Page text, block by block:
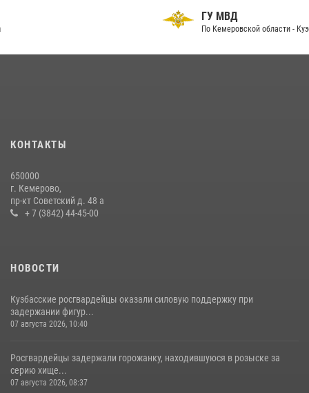
20 июля 2026, 08:52
гипермаркета товары на 13 тысяч рублей (ВИДЕО)
16 июля 2026, 06:43
По Кемеровской области - Кузбассу
КОНТАКТЫ
650000
г. Кемерово,
пр-кт Советский д. 48 а
+ 7 (3842) 44-45-00
НОВОСТИ
Кузбасские росгвардейцы оказали силовую поддержку при
задержании фигур...
07 августа 2026, 10:40
Росгвардейцы задержали горожанку, находившуюся в розыске за
серию хище...
07 августа 2026, 08:37